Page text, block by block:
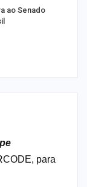
ao Senado
para